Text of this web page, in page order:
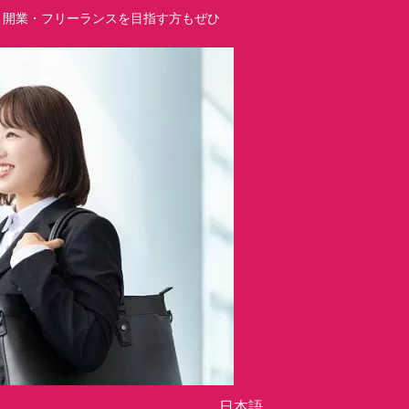
業・フリーランスを目指す方もぜひ